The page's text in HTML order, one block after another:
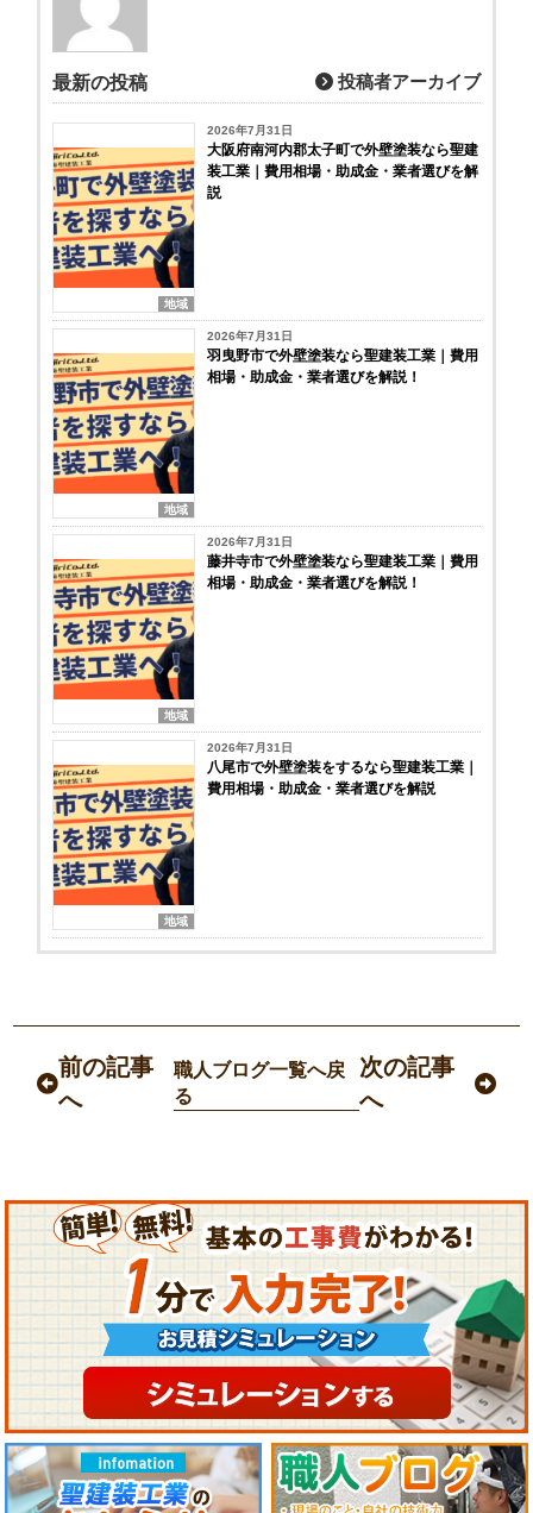
最新の投稿 投稿者アーカイブ
地域
2026年7月31日
大阪府南河内郡太子町で外壁塗装なら聖建
装工業｜費用相場・助成金・業者選びを解
説
地域
2026年7月31日
羽曳野市で外壁塗装なら聖建装工業｜費用
相場・助成金・業者選びを解説！
地域
2026年7月31日
藤井寺市で外壁塗装なら聖建装工業｜費用
相場・助成金・業者選びを解説！
地域
2026年7月31日
八尾市で外壁塗装をするなら聖建装工業｜
費用相場・助成金・業者選びを解説
前の記事
へ
職人ブログ一覧へ戻
る
次の記事
へ